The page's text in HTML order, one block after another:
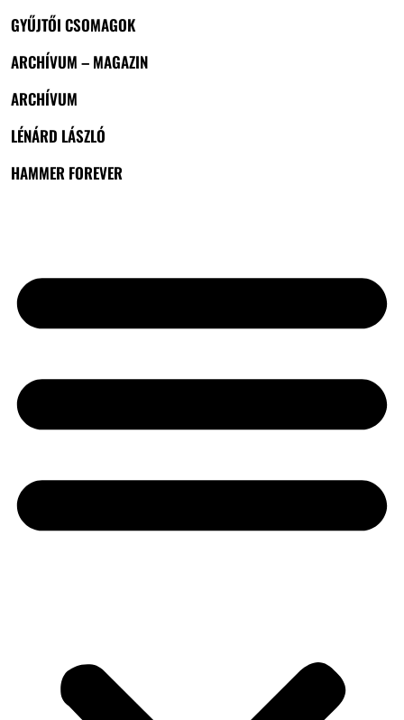
GYŰJTŐI CSOMAGOK
ARCHÍVUM – MAGAZIN
ARCHÍVUM
LÉNÁRD LÁSZLÓ
HAMMER FOREVER